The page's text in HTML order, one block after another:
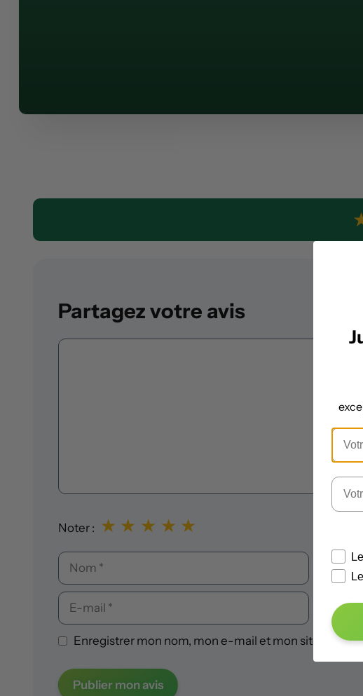
Partagez votre avis
Commentaire
Noter : ★
★
★
★
★
Nom
E-
mail
Enregistrer mon nom, mon e-mail et mon site dans